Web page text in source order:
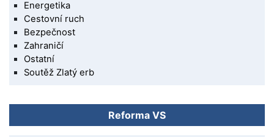
Energetika
Cestovní ruch
Bezpečnost
Zahraničí
Ostatní
Soutěž Zlatý erb
Reforma VS